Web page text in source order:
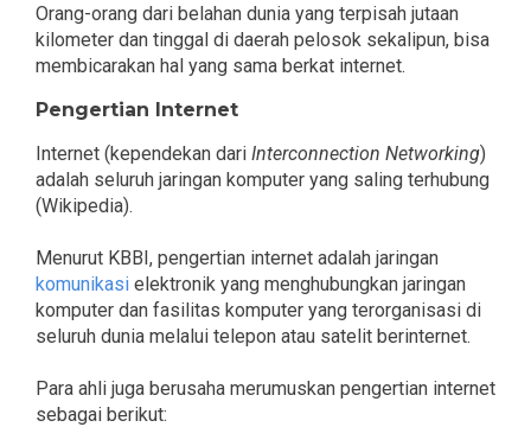
Orang-orang dari belahan dunia yang terpisah jutaan
kilometer dan tinggal di daerah pelosok sekalipun, bisa
membicarakan hal yang sama berkat internet.
Pengertian Internet
Internet (kependekan dari Interconnection Networking)
adalah seluruh jaringan komputer yang saling terhubung
(Wikipedia).
Menurut KBBI, pengertian internet adalah jaringan
komunikasi elektronik yang menghubungkan jaringan
komputer dan fasilitas komputer yang terorganisasi di
seluruh dunia melalui telepon atau satelit berinternet.
Para ahli juga berusaha merumuskan pengertian internet
sebagai berikut: